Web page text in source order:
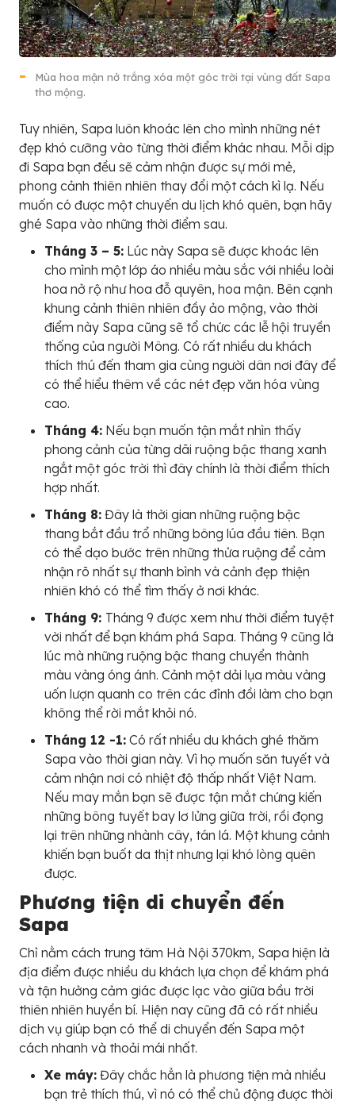
Mùa hoa mận nở trắng xóa một góc trời tại vùng đất Sapa
thơ mộng.
Tuy nhiên, Sapa luôn khoác lên cho mình những nét
đẹp khó cưỡng vào từng thời điểm khác nhau. Mỗi dịp
đi Sapa bạn đều sẽ cảm nhận được sự mới mẻ,
phong cảnh thiên nhiên thay đổi một cách kì lạ. Nếu
muốn có được một chuyến du lịch khó quên, bạn hãy
ghé Sapa vào những thời điểm sau.
Tháng 3 – 5: Lúc này Sapa sẽ được khoác lên
cho mình một lớp áo nhiều màu sắc với nhiều loài
hoa nở rộ như hoa đỗ quyên, hoa mận. Bên cạnh
khung cảnh thiên nhiên đầy ảo mộng, vào thời
điểm này Sapa cũng sẽ tổ chức các lễ hội truyền
thống của người Mông. Có rất nhiều du khách
thích thú đến tham gia cùng người dân nơi đây để
có thể hiểu thêm về các nét đẹp văn hóa vùng
cao.
Tháng 4: Nếu bạn muốn tận mắt nhìn thấy
phong cảnh của từng dãi ruộng bậc thang xanh
ngắt một góc trời thì đây chính là thời điểm thích
hợp nhất.
Tháng 8: Đây là thời gian những ruộng bậc
thang bắt đầu trổ những bông lúa đầu tiên. Bạn
có thể dạo bước trên những thửa ruộng để cảm
nhận rõ nhất sự thanh bình và cảnh đẹp thiện
nhiên khó có thể tìm thấy ở nơi khác.
Tháng 9: Tháng 9 được xem như thời điểm tuyệt
vời nhất để bạn khám phá Sapa. Tháng 9 cũng là
lúc mà những ruộng bậc thang chuyển thành
màu vàng óng ánh. Cảnh một dải lụa màu vàng
uốn lượn quanh co trên các đỉnh đồi làm cho bạn
không thể rời mắt khỏi nó.
Tháng 12 -1: Có rất nhiều du khách ghé thăm
Sapa vào thời gian này. Vì họ muốn săn tuyết và
cảm nhận nơi có nhiệt độ thấp nhất Việt Nam.
Nếu may mắn bạn sẽ được tận mắt chứng kiến
những bông tuyết bay lơ lửng giữa trời, rồi đọng
lại trên những nhành cây, tán lá. Một khung cảnh
khiến bạn buốt da thịt nhưng lại khó lòng quên
được.
Phương tiện di chuyển đến
Sapa
Chỉ nằm cách trung tâm Hà Nội 370km, Sapa hiện là
địa điểm được nhiều du khách lựa chọn để khám phá
và tận hưởng cảm giác được lạc vào giữa bầu trời
thiên nhiên huyền bí. Hiện nay cũng đã có rất nhiều
dịch vụ giúp bạn có thể di chuyển đến Sapa một
cách nhanh và thoải mái nhất.
Xe máy: Đây chắc hẳn là phương tiện mà nhiều
bạn trẻ thích thú, vì nó có thể chủ động được thời